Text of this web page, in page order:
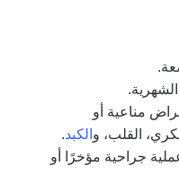
مناعية أو
القلب، و الكبد.
جراحية مؤخرًا أو